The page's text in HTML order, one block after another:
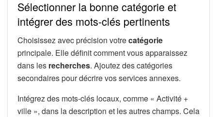
Sélectionner la bonne catégorie et
intégrer des mots-clés pertinents
Choisissez avec précision votrecatégorie
principale. Elle définit comment vous apparaissez
dans les recherches. Ajoutez des catégories
secondaires pour décrire vos services annexes.
Intégrez des mots-clés locaux, comme « Activité +
ville », dans la description et les autres champs. Cela